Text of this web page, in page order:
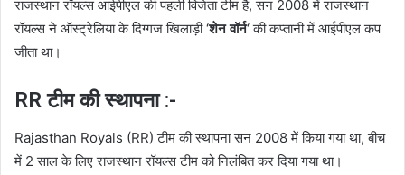
राजस्थान रॉयल्स आईपीएल की पहली विजेता टीम है, सन 2008 में राजस्थान
रॉयल्स ने ऑस्ट्रेलिया के दिग्गज खिलाड़ी ‘शेन वॉर्न‘ की कप्तानी में आईपीएल कप
जीता था।
RR टीम की स्थापना :-
Rajasthan Royals (RR) टीम की स्थापना सन 2008 में किया गया था, बीच
में 2 साल के लिए राजस्थान रॉयल्स टीम को निलंबित कर दिया गया था।